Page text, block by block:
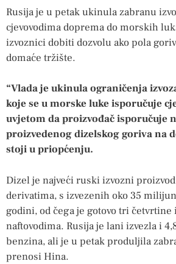
Rusija je u petak ukinula zabranu
cjevovodima doprema do morskih
izvoznici dobiti dozvolu ako pola
domaće tržište.
“Vlada je ukinula ograničenja
koje se u morske luke isporučuje
uvjetom da proizvođač isporučuje
proizvedenog dizelskog goriva na
stoji u priopćenju.
Dizel je najveći ruski izvozni
derivatima, s izvezenih oko 35
godini, od čega je gotovo tri
naftovodima. Rusija je lani izvezla i
benzina, ali je u petak produljila
prenosi Hina.